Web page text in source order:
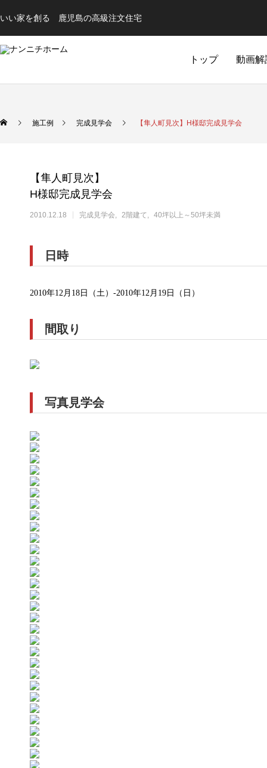
いい家を創る 鹿児島の高級注文住宅
トップ 動画解
キッチン
TOCLAS Berry
【隼人内山田】 A様邸完成見学会
2025.08.27 2025.04.11
【隼人姫城】 モデルハウス完成見学会
2024.07.09
ナンニチホームの木造住宅の構造02
2010.12.06
施工例 完成見学会 【隼人町見次】H様邸完成見学会
【隼人町見次】
H様邸完成見学会
2010.12.18 完成見学会 2階建て 40坪以上～50坪未満
日時
2010年12月18日（土）-2010年12月19日（日）
間取り
写真見学会